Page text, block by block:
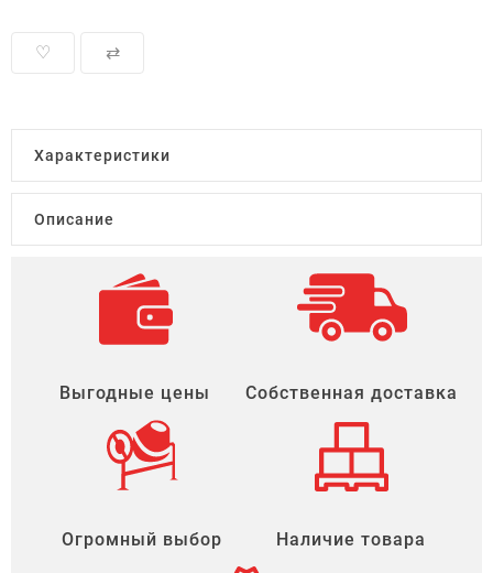
♡ ⇄
Характеристики
Описание
Выгодные цены Собственная доставка
Огромный выбор Наличие товара